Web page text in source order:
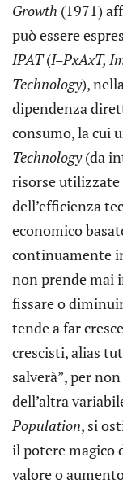
Growth (1971)
può essere
IPAT(I=PxAxT,
Technology),
dipendenza
consumo, la cui
Technology(da
risorse utilizzate
dell’efficienza
economico
continuamente
non prende mai
fissare o
tende a far
crescisti, alias
salverà”, per
dell’altra
Population, si
il potere magico
valore o